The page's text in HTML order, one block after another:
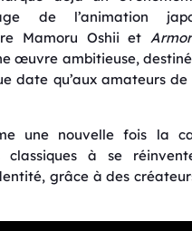
de l’animation
Mamoru Oshii et
œuvre ambitieuse,
date qu’aux amateurs de
une nouvelle fois la
classiques à se
grâce à des